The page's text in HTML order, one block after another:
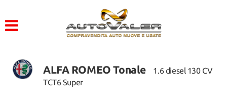
ACQUISTIAMO USATOALFA ROMEO Tonale
1.6 diesel 130 CV
TCT6 Super
tue
consenso
Il